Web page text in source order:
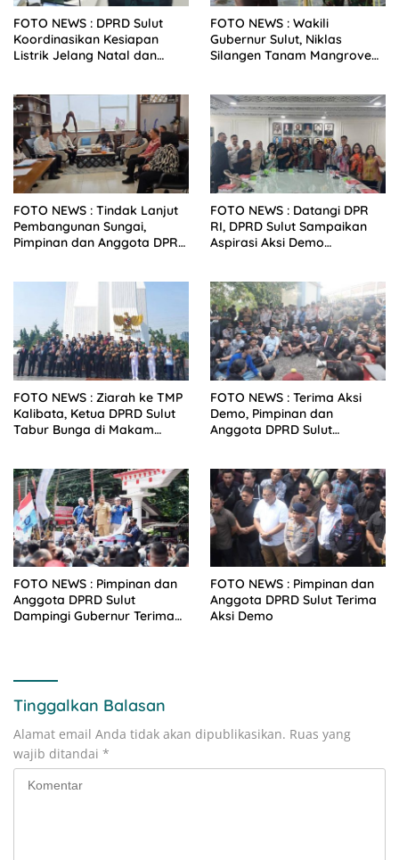
FOTO NEWS : DPRD Sulut
Koordinasikan Kesiapan
Listrik Jelang Natal dan
FOTO NEWS : Wakili
Gubernur Sulut, Niklas
Silangen Tanam Mangrove
FOTO NEWS : Tindak Lanjut
Pembangunan Sungai,
Pimpinan dan Anggota DPRD
FOTO NEWS : Datangi DPR
RI, DPRD Sulut Sampaikan
Aspirasi Aksi Demo
FOTO NEWS : Ziarah ke TMP
Kalibata, Ketua DPRD Sulut
Tabur Bunga di Makam
FOTO NEWS : Terima Aksi
Demo, Pimpinan dan
Anggota DPRD Sulut
Mahasiswa
FOTO NEWS : Pimpinan dan
Anggota DPRD Sulut
Dampingi Gubernur Terima
FOTO NEWS : Pimpinan dan
Anggota DPRD Sulut Terima
Aksi Demo
Tinggalkan Balasan
Alamat email Anda tidak akan dipublikasikan. Ruas yang
wajib ditandai *